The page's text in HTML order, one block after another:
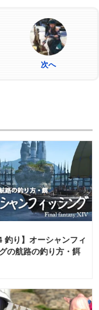
次へ
釣り】オーシャンフィ
の航路の釣り方・餌